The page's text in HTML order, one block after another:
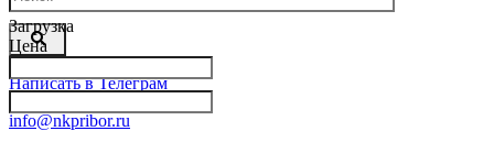
Написать в Телеграм
info@nkpribor.ru
Загрузка
Цена